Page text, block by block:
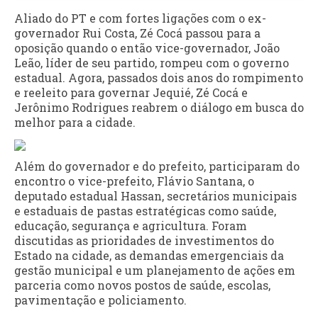
Aliado do PT e com fortes ligações com o ex-
governador Rui Costa, Zé Cocá passou para a
oposição quando o então vice-governador, João
Leão, líder de seu partido, rompeu com o governo
estadual. Agora, passados dois anos do rompimento
e reeleito para governar Jequié, Zé Cocá e
Jerônimo Rodrigues reabrem o diálogo em busca do
melhor para a cidade.
Além do governador e do prefeito, participaram do
encontro o vice-prefeito, Flávio Santana, o
deputado estadual Hassan, secretários municipais
e estaduais de pastas estratégicas como saúde,
educação, segurança e agricultura. Foram
discutidas as prioridades de investimentos do
Estado na cidade, as demandas emergenciais da
gestão municipal e um planejamento de ações em
parceria como novos postos de saúde, escolas,
pavimentação e policiamento.